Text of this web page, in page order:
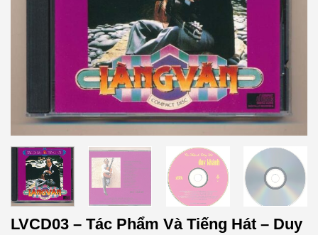
LVCD03 – Tác Phẩm Và Tiếng Hát – Duy